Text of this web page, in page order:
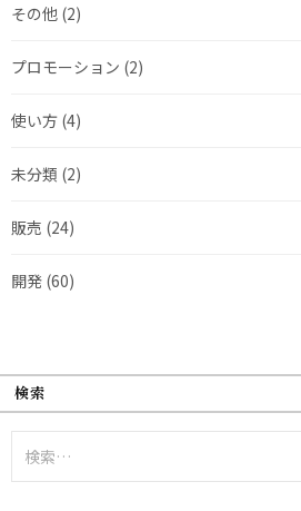
その他 (2)
プロモーション (2)
使い方 (4)
未分類 (2)
販売 (24)
開発 (60)
検索
索: